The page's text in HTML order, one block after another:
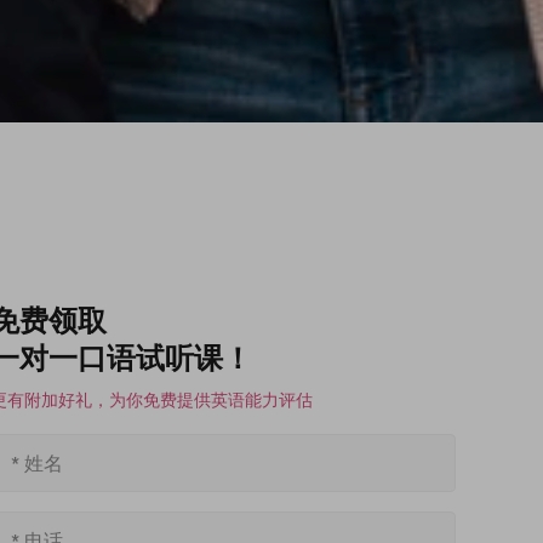
费领取
对一口语试听课！
有附加好礼，为你免费提供英语能力评估